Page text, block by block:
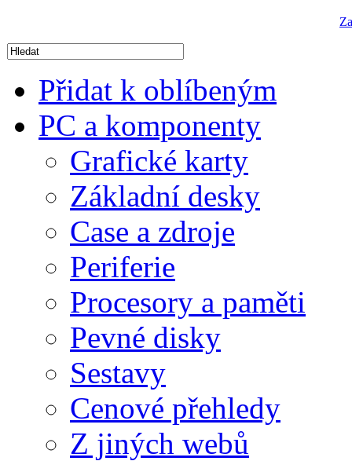
Přidat k oblíbeným
PC a komponenty
Grafické karty
Základní desky
Case a zdroje
Periferie
Procesory a paměti
Pevné disky
Sestavy
Cenové přehledy
Z jiných webů